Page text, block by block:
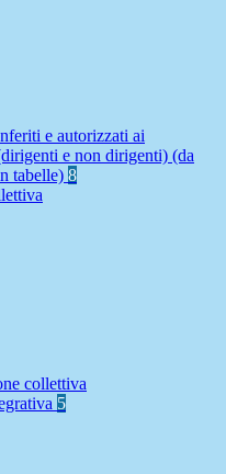
e autorizzati ai
e non dirigenti) (da
tabelle) 8
collettiva
5